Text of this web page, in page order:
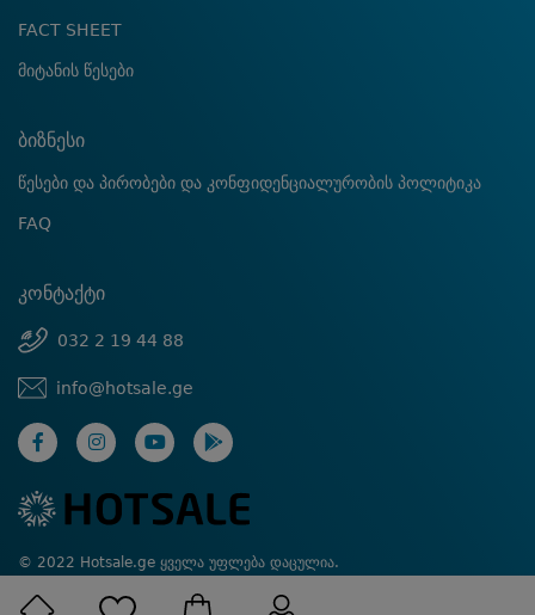
FACT SHEET
მიტანის წესები
ბიზნესი
წესები და პირობები და კონფიდენციალურობის პოლიტიკა
FAQ
კონტაქტი
032 2 19 44 88
info@hotsale.ge
© 2022 Hotsale.ge ყველა უფლება დაცულია.
Created by Proservice